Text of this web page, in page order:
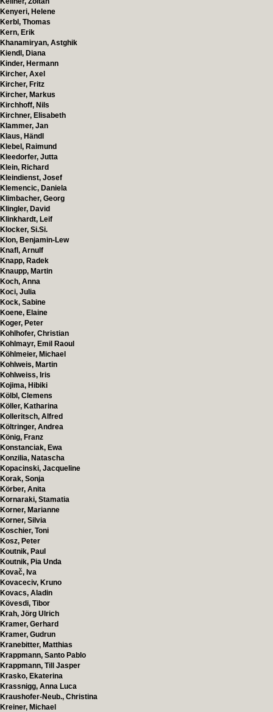
Kenyeri, Helene
Kerbl, Thomas
Kern, Erik
Khanamiryan, Astghik
Kiendl, Diana
Kinder, Hermann
Kircher, Axel
Kircher, Fritz
Kircher, Markus
Kirchhoff, Nils
Kirchner, Elisabeth
Klammer, Jan
Klaus, Händl
Klebel, Raimund
Kleedorfer, Jutta
Klein, Richard
Kleindienst, Josef
Klemencic, Daniela
Klimbacher, Georg
Klingler, David
Klinkhardt, Leif
Klocker, Si.Si.
Klon, Benjamin-Lew
Knafl, Arnulf
Knapp, Radek
Knaupp, Martin
Koch, Anna
Koci, Julia
Kock, Sabine
Koene, Elaine
Koger, Peter
Kohlhofer, Christian
Kohlmayr, Emil Raoul
Köhlmeier, Michael
Kohlweis, Martin
Kohlweiss, Iris
Kojima, Hibiki
Kölbl, Clemens
Köller, Katharina
Kolleritsch, Alfred
Költringer, Andrea
König, Franz
Konstanciak, Ewa
Konzilia, Natascha
Kopacinski, Jacqueline
Korak, Sonja
Körber, Anita
Kornaraki, Stamatia
Korner, Marianne
Korner, Silvia
Koschier, Toni
Kosz, Peter
Koutnik, Paul
Koutnik, Pia Unda
Kovač, Iva
Kovaceciv, Kruno
Kovacs, Aladin
Kövesdi, Tibor
Krah, Jörg Ulrich
Kramer, Gerhard
Kramer, Gudrun
Kranebitter, Matthias
Krappmann, Santo Pablo
Krappmann, Till Jasper
Krasko, Ekaterina
Krassnigg, Anna Luca
Kraushofer-Neub., Christina
Kreiner, Michael